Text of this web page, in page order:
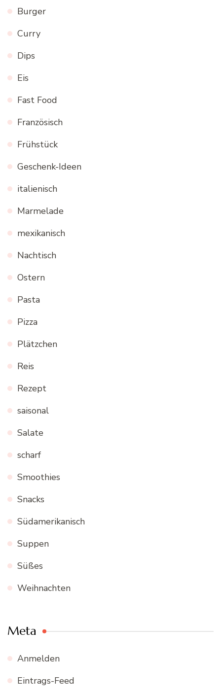
Burger
Curry
Dips
Eis
Fast Food
Französisch
Frühstück
Geschenk-Ideen
italienisch
Marmelade
mexikanisch
Nachtisch
Ostern
Pasta
Pizza
Plätzchen
Reis
Rezept
saisonal
Salate
scharf
Smoothies
Snacks
Südamerikanisch
Suppen
Süßes
Weihnachten
Meta
Anmelden
Eintrags-Feed